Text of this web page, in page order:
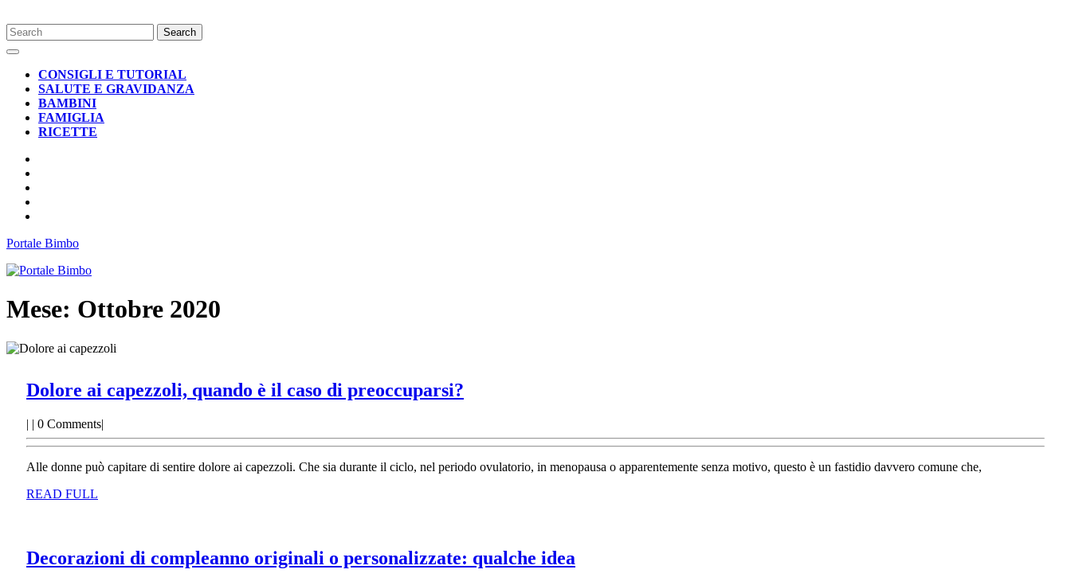
Skip
to
content
Search
for:
Open
ButtonCONSIGLI E TUTORIAL
SALUTE E GRAVIDANZA
BAMBINI
FAMIGLIA
RICETTE
CLOSE
BUTTON
Portale Bimbo
Mese: Ottobre 2020
Dolore ai capezzoli, quando è il caso di preoccuparsi?
quando
è
preoccuparsi?
| | 0 Comments|
Alle donne può capitare di sentire dolore ai capezzoli. Che sia durante il ciclo, nel periodo ovulatorio, in menopausa o apparentemente senza motivo, questo è un fastidio davvero comune che,
READ FULL
Decorazioni di compleanno originali o personalizzate: qualche idea